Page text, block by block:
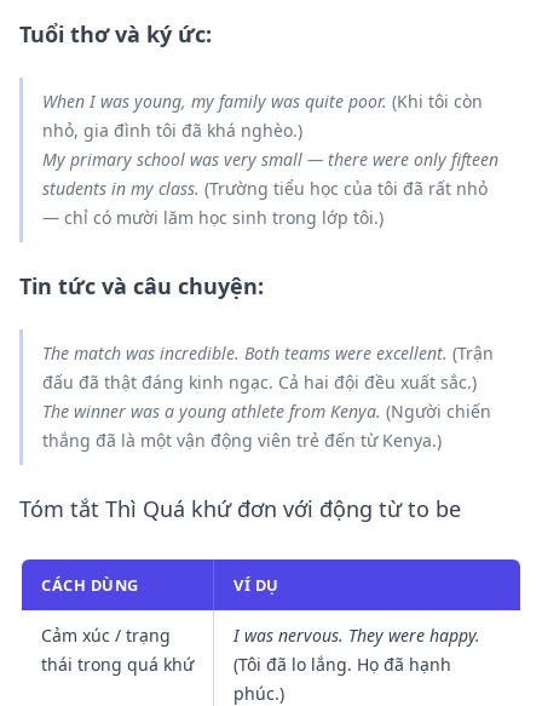
Tuổi thơ và ký ức:
When Iwas young, my family was quite poor. (Khi tôi còn
nhỏ, gia đình tôi đã khá nghèo.)
My primary school was very small — there were only fifteen
students in my class. (Trường tiểu học của tôi đã rất nhỏ
— chỉ có mười lăm học sinh trong lớp tôi.)
Tin tức và câu chuyện:
The match was incredible. Both teams were excellent. (Trận
đấu đã thật đáng kinh ngạc. Cả hai đội đều xuất sắc.)
The winner was a young athlete from Kenya. (Người chiến
thắng đã là một vận động viên trẻ đến từ Kenya.)
Tóm tắt Thì Quá khứ đơn với động từ to be
CÁCH DÙNG VÍ DỤ
Cảm xúc / trạng
thái trong quá khứ
I was nervous. They were happy.
(Tôi đã lo lắng. Họ đã hạnh
phúc.)